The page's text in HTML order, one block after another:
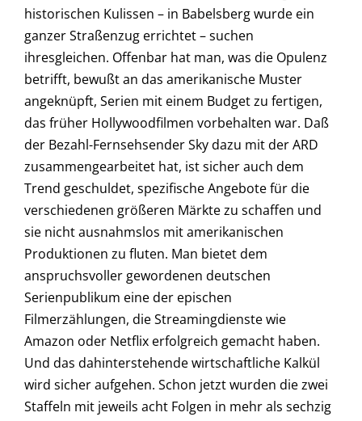
historischen Kulissen – in Babelsberg wurde ein
ganzer Straßenzug errichtet – suchen
ihresgleichen. Offenbar hat man, was die Opulenz
betrifft, bewußt an das amerikanische Muster
angeknüpft, Serien mit einem Budget zu fertigen,
das früher Hollywoodfilmen vorbehalten war. Daß
der Bezahl-Fernsehsender Sky dazu mit der ARD
zusammengearbeitet hat, ist sicher auch dem
Trend geschuldet, spezifische Angebote für die
verschiedenen größeren Märkte zu schaffen und
sie nicht ausnahmslos mit amerikanischen
Produktionen zu fluten. Man bietet dem
anspruchsvoller gewordenen deutschen
Serienpublikum eine der epischen
Filmerzählungen, die Streamingdienste wie
Amazon oder Netflix erfolgreich gemacht haben.
Und das dahinterstehende wirtschaftliche Kalkül
wird sicher aufgehen. Schon jetzt wurden die zwei
Staffeln mit jeweils acht Folgen in mehr als sechzig